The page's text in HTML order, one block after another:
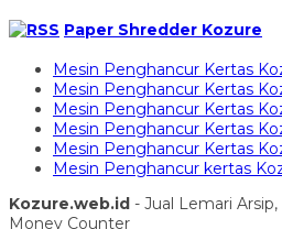
Paper Shredder Kozure
Mesin Penghancur Kertas
Mesin Penghancur Kertas
Mesin Penghancur Kertas
Mesin Penghancur Kertas
Mesin Penghancur Kertas
Mesin Penghancur kertas
Kozure.web.id - Jual Lemari
Money Counter